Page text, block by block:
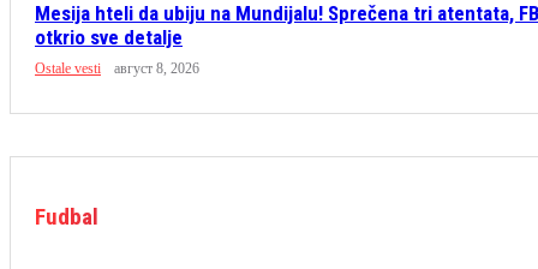
Mesija hteli da ubiju na Mundijalu! Sprečena tri atentata,
otkrio sve detalje
Ostale vesti август 8, 2026
Fudbal